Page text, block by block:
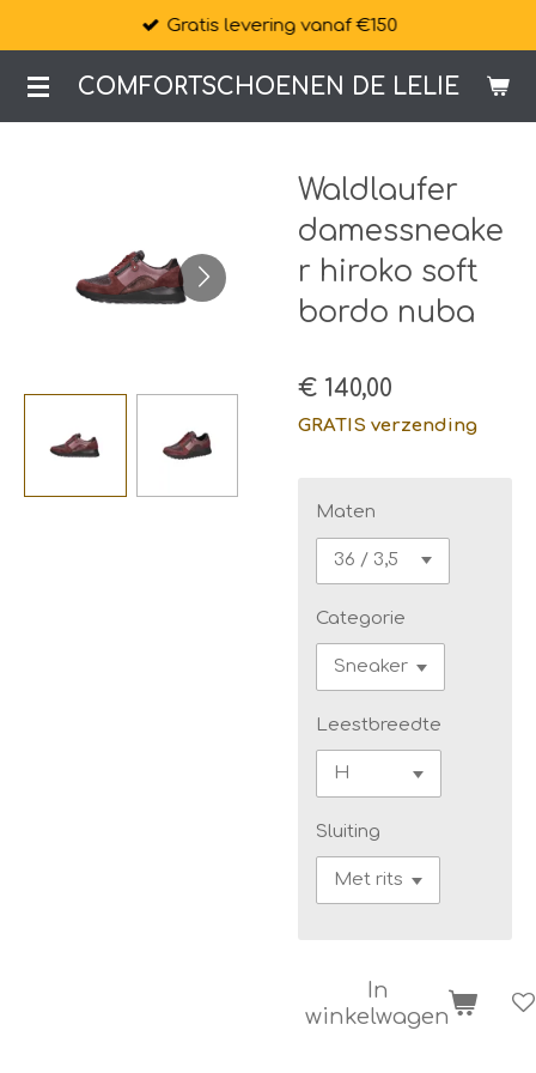
naar
de
COMFORTSCHOENEN DE LELIE
Gratis levering vanaf €150
Waldlaufer
damessneake
r hiroko soft
bordo nuba
€ 140,00
GRATIS verzending
Maten
Categorie
Leestbreedte
Sluiting
In
winkelwagen